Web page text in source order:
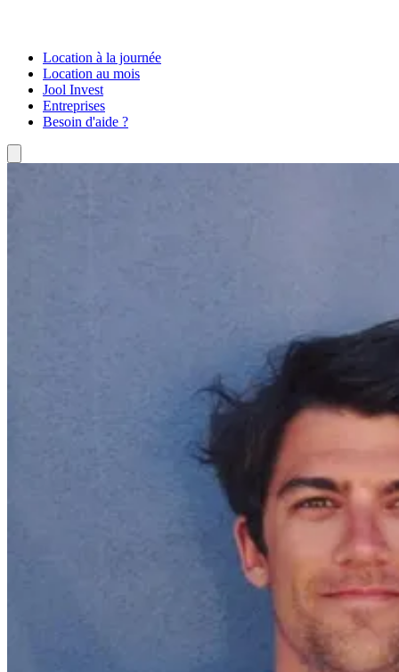
Location à la journée
Location au mois
Jool Invest
Entreprises
Besoin d'aide ?